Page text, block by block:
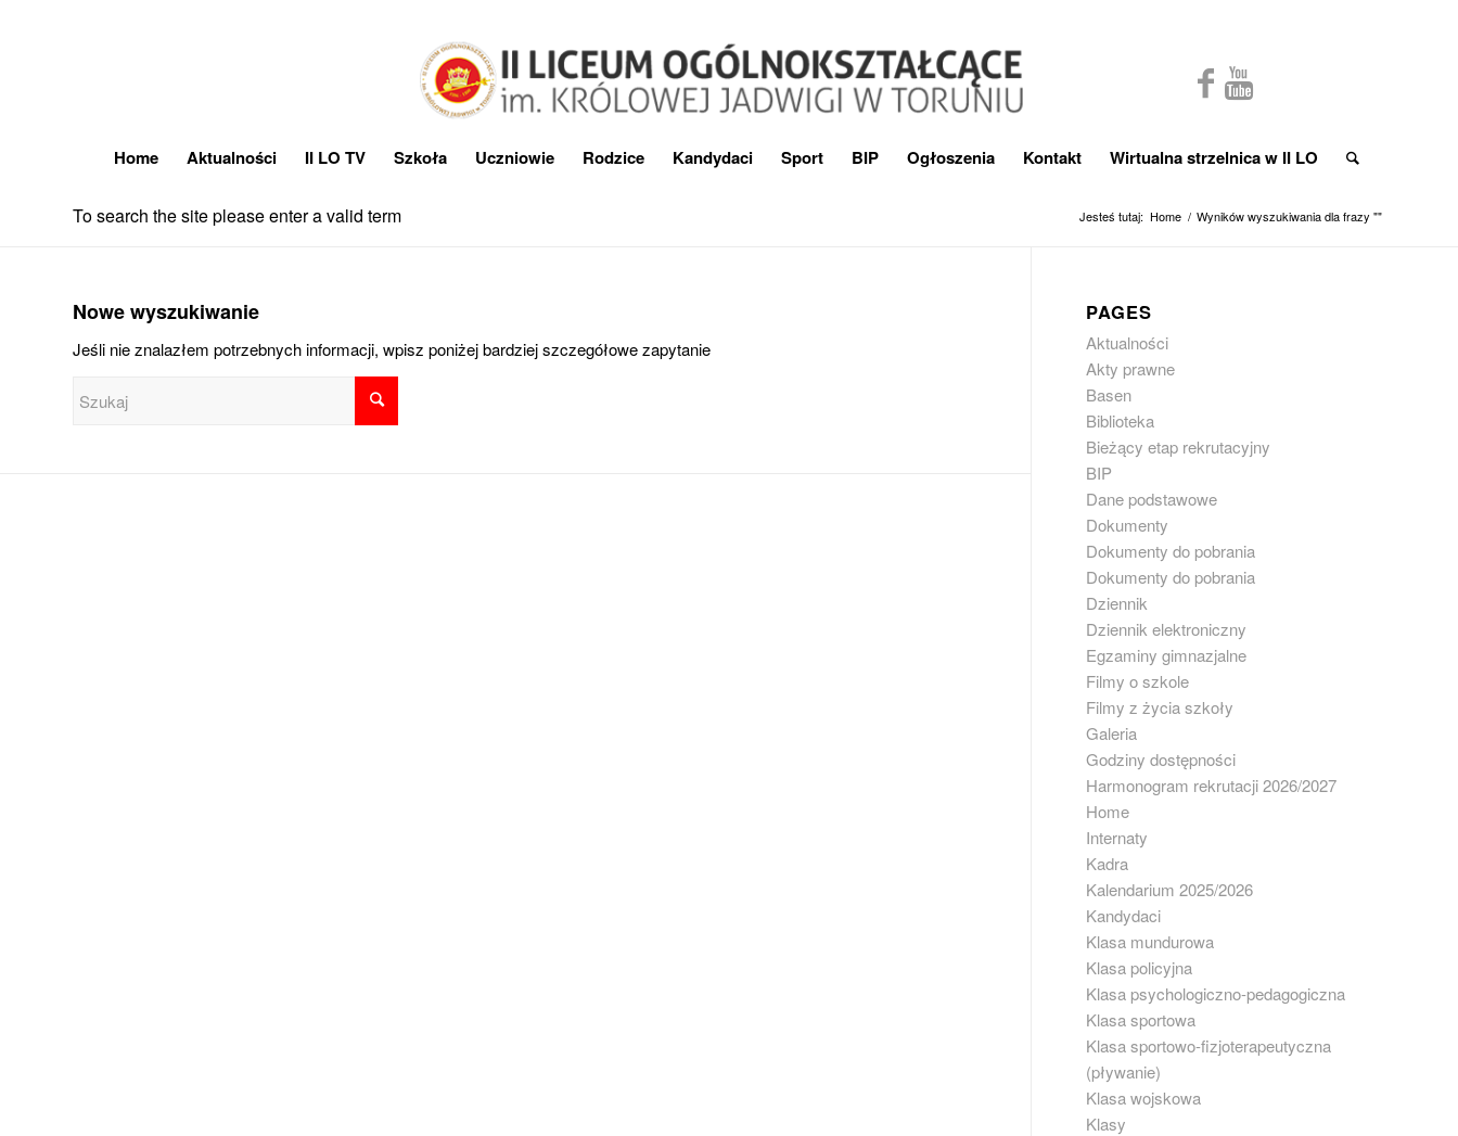
Home Aktualności II LO TV Szkoła Uczniowie Rodzice Kandydaci Sport BIP Ogłoszenia Kontakt Wirtualna strzelnica w II LO
To search the site please enter a valid term Jesteś tutaj: Home / Wyników wyszukiwania dla frazy ""
Nowe wyszukiwanie
Jeśli nie znalazłem potrzebnych informacji, wpisz poniżej bardziej szczegółowe zapytanie
PAGES
Aktualności
Akty prawne
Basen
Biblioteka
Bieżący etap rekrutacyjny
BIP
Dane podstawowe
Dokumenty
Dokumenty do pobrania
Dokumenty do pobrania
Dziennik
Dziennik elektroniczny
Egzaminy gimnazjalne
Filmy o szkole
Filmy z życia szkoły
Galeria
Godziny dostępności
Harmonogram rekrutacji 2026/2027
Home
Internaty
Kadra
Kalendarium 2025/2026
Kandydaci
Klasa mundurowa
Klasa policyjna
Klasa psychologiczno-pedagogiczna
Klasa sportowa
Klasa sportowo-fizjoterapeutyczna
(pływanie)
Klasa wojskowa
Klasy